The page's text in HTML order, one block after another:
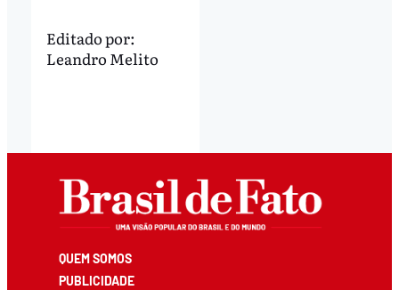
Editado por:
Leandro Melito
QUEM SOMOS
PUBLICIDADE